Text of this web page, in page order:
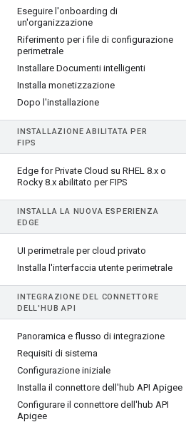
Eseguire l'onboarding di
un'organizzazione
Riferimento per i file di configurazione
perimetrale
Installare Documenti intelligenti
Installa monetizzazione
Dopo l'installazione
INSTALLAZIONE ABILITATA PER
FIPS
Edge for Private Cloud su RHEL 8.x o
Rocky 8.x abilitato per FIPS
INSTALLA LA NUOVA ESPERIENZA
EDGE
UI perimetrale per cloud privato
Installa l'interfaccia utente perimetrale
INTEGRAZIONE DEL CONNETTORE
DELL'HUB API
Panoramica e flusso di integrazione
Requisiti di sistema
Configurazione iniziale
Installa il connettore dell'hub API Apigee
Configurare il connettore dell'hub API
Apigee